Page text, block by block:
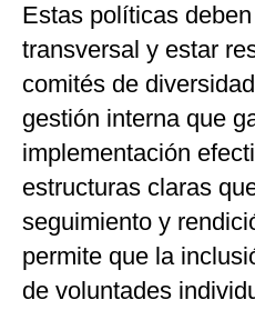
Estas políticas
transversal y estar
comités de
gestión interna que
implementación
estructuras claras
seguimiento y
permite que la
de voluntades